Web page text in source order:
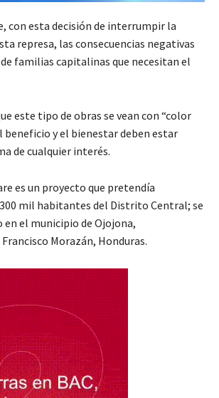
con esta decisión de interrumpir la
represa, las consecuencias negativas
familias capitalinas que necesitan el
este tipo de obras se vean con “color
beneficio y el bienestar deben estar
de cualquier interés.
es un proyecto que pretendía
mil habitantes del Distrito Central; se
el municipio de Ojojona,
Morazán, Honduras.